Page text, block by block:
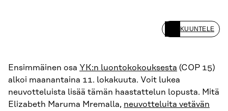
KUUNTELE
Ensimmäinen osa YK:n luontokokouksesta (COP 15)
alkoi maanantaina 11. lokakuuta. Voit lukea
neuvotteluista lisää tämän haastattelun lopusta. Mitä
Elizabeth Maruma Mremalla, neuvotteluita vetävän